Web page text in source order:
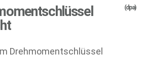
(dpa)
Drehmomentschlüssel